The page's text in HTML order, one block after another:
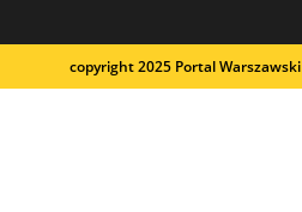
copyright 2025 Portal Warszawski